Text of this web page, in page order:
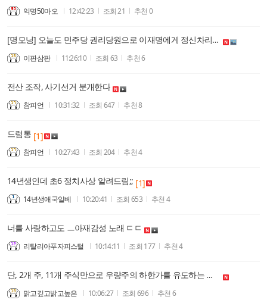
익명50마오 12:42:23 조회21 추천 0
[명모닝] 오늘도 민주당 권리당원으로 이재명에게 정신차리라고, 명모닝 하고 옴!
이판삼판 11:26:10 조회 63 추천6
전산 조작, 사기선거 분개한다
참피언 10:31:32 조회 647 추천8
드럼통 [1]
참피언 10:27:43 조회 204 추천4
14년생인데 초6 정치사상 알려드림;; [1]
14년생애국일베 10:20:41 조회 653 추천 4
너를 사랑하고도 ㅡ아재감성 노래 ㄷㄷ
리탈리아푸자피스털 10:14:11 조회 177 추천4
단, 2개 주, 11개 주식만으로 우량주의 하한가를 유도하는 한국놈
맑고깊고밝고높은 10:06:27 조회 696 추천 6